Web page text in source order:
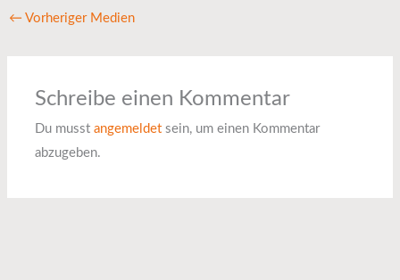
← Vorheriger Medien
Schreibe einen Kommentar
Du musstangemeldet sein, um einen Kommentar
abzugeben.